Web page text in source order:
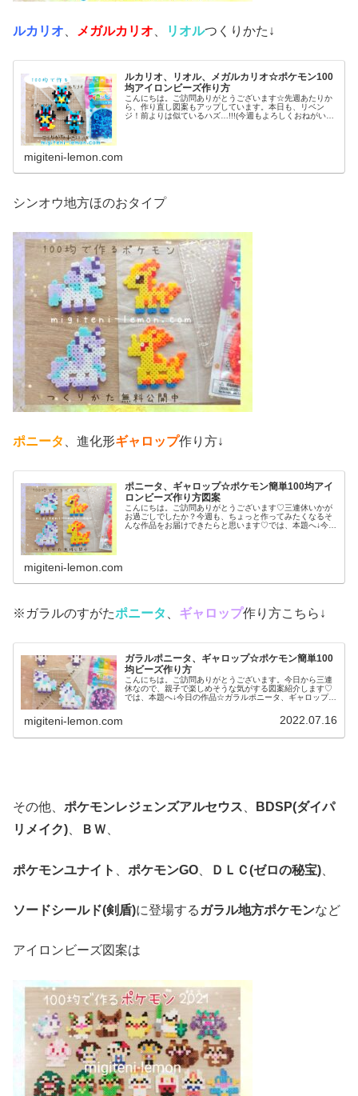
ルカリオ メガルカリオ リオルつくりかた↓
ルカリオ、リオル、メガルカリオ☆ポケモン100
均アイロンビーズ作り方
こんにちは。ご訪問ありがとうございます☆先週あたりか
ら、作り直し図案もアップしています。本日も、リベン
ジ！前よりは似ているハズ…!!!(今週もよろしくおねがいし
migiteni-lemon.com
シンオウ地方ほのおタイプ
ポニータ 、進化形ギャロップ作り方↓
ポニータ、ギャロップ☆ポケモン簡単100均アイ
ロンビーズ作り方図案
こんにちは。ご訪問ありがとうございます♡三連休いかが
お過ごしでしたか？今週も、ちょっと作ってみたくなるそ
んな作品をお届けできたらと思います♡では、本題へ↓今日
migiteni-lemon.com
※ガラルのすがたポニータ ギャロップ作り方こちら↓
ガラルポニータ、ギャロップ☆ポケモン簡単100
均ビーズ作り方
こんにちは。ご訪問ありがとうございます。今日から三連
休なので、親子で楽しめそうな気がする図案紹介します♡
では、本題へ↓今日の作品☆ガラルポニータ、ギャロップ前
migiteni-lemon.com 2022.07.16
その他、 ポケモンレジェンズアルセウス
BDSP(ダイパ
リメイク)
ＢＷ
ポケモンユナイト ポケモンGO ＤＬＣ(ゼロの秘宝)
ソードシールド(剣盾)に登場する ガラル地方ポケモンなど
アイロンビーズ図案は